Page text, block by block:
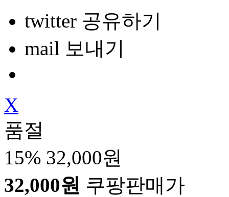
twitter 공유하기
mail 보내기
X
품절
15% 32,000원
32,000원 쿠팡판매가